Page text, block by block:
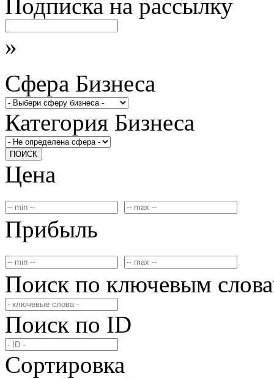
Подписка на рассылку
»
Сфера Бизнеса
Категория Бизнеса
ПОИСК
Цена
Прибыль
Поиск по ключевым
Поиск по ID
Сортировка